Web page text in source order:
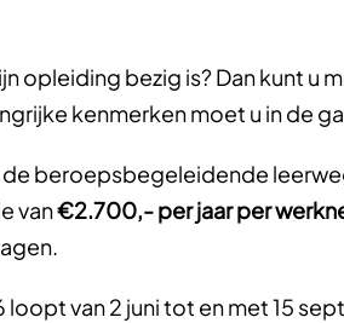
opleiding bezig is? Dan kunt u
kenmerken moet u in de
beroepsbegeleidende
van€2.700,- per jaar per
van 2 juni tot en met 15